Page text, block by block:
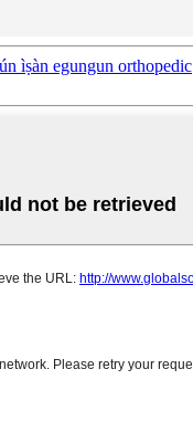
ìṣàn egungun orthopedic